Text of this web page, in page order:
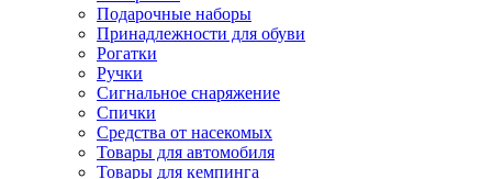
Подарочные наборы
Принадлежности для обуви
Рогатки
Ручки
Сигнальное снаряжение
Спички
Средства от насекомых
Товары для автомобиля
Товары для кемпинга